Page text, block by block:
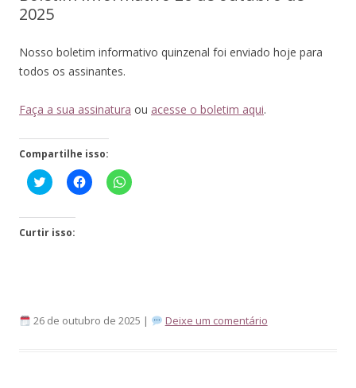
2025
Nosso boletim informativo quinzenal foi enviado hoje para
todos os assinantes.
Faça a sua assinatura ou acesse o boletim aqui.
Compartilhe isso:
Click
to
Twitter(abre
em
Clique
para
Clique
para
Curtir isso:
26 de outubro de 2025 | Deixe um comentário